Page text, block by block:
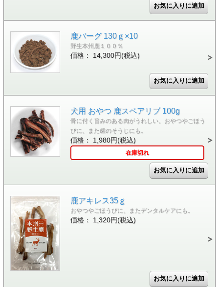
鹿バーグ 130ｇ×10
野生本州鹿１００％
価格： 14,300円(税込)
犬用 おやつ 鹿スペアリブ 100g
骨に付く旨みのある肉がうれしい。おやつやごほう
びに。また歯のそうじにも。
価格： 1,980円(税込)
在庫切れ
鹿アキレス35ｇ
おやつやごほうびに。またデンタルケアにも。
価格： 1,320円(税込)